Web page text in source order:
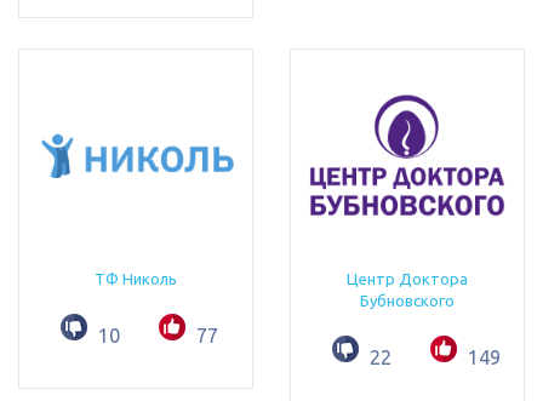
ТФ Николь
10 77
Центр Доктора
Бубновского
22 149